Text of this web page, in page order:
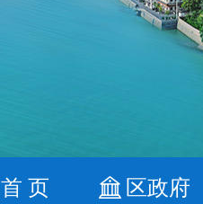
首 页 区政府